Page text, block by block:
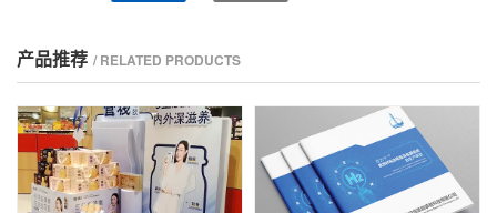
产品推荐 / RELATED PRODUCTS